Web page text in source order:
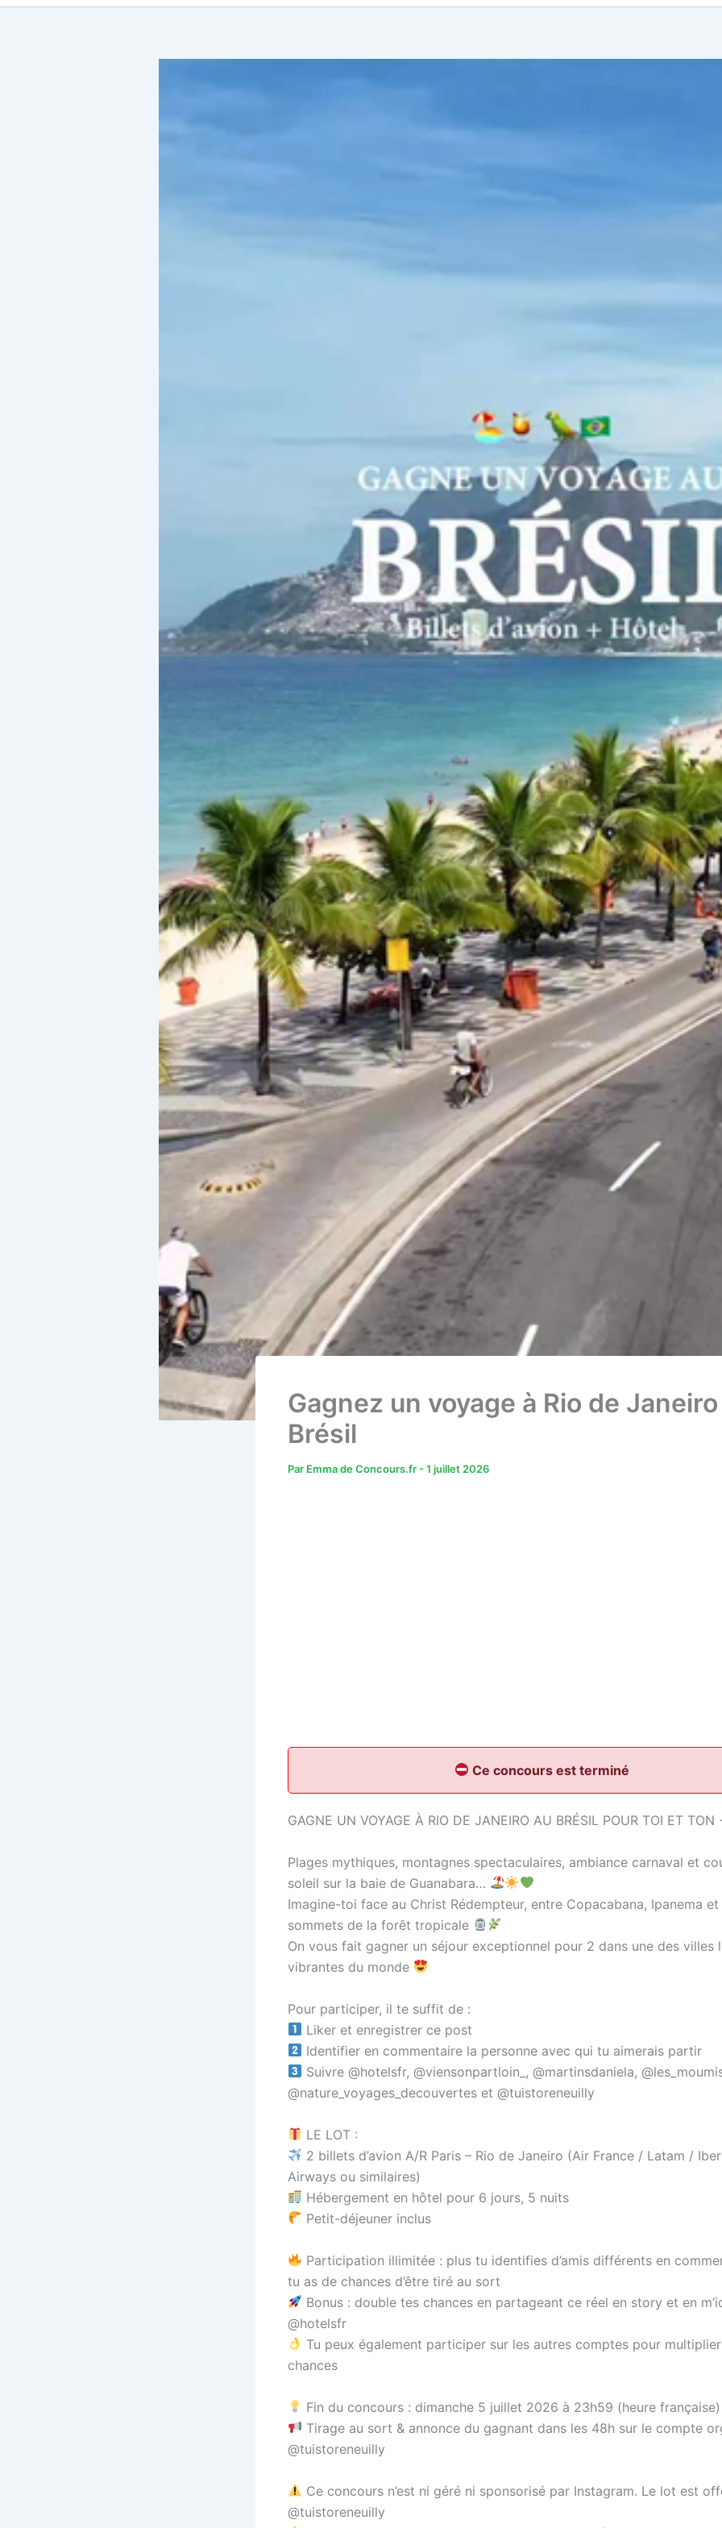
Gagnez un voyage à Rio de
Brésil
Par Emma de Concours.fr -1 juillet 2026
Ce concours est terminé
GAGNE UN VOYAGE À RIO DE JANEIRO AU BRÉSIL POUR TOI ET
Plages mythiques, montagnes spectaculaires, ambiance carnaval et
soleil sur la baie de Guanabara…
Imagine-toi face au Christ Rédempteur, entre Copacabana, Ipanema et
sommets de la forêt tropicale
On vous fait gagner un séjour exceptionnel pour 2 dans une des villes
vibrantes du monde
Pour participer, il te suffit de :
Liker et enregistrer ce post
Identifier en commentaire la personne avec qui tu aimerais partir
Suivre @hotelsfr, @viensonpartloin_, @martinsdaniela,
@nature_voyages_decouvertes et @tuistoreneuilly
LE LOT :
2 billets d’avion A/R Paris – Rio de Janeiro (Air France / Latam /
Airways ou similaires)
Hébergement en hôtel pour 6 jours, 5 nuits
Petit-déjeuner inclus
Participation illimitée : plus tu identifies d’amis différents en
tu as de chances d’être tiré au sort
Bonus : double tes chances en partageant ce réel en story et en
@hotelsfr
Tu peux également participer sur les autres comptes pour
chances
Fin du concours : dimanche 5 juillet 2026 à 23h59 (heure française)
Tirage au sort & annonce du gagnant dans les 48h sur le compte
@tuistoreneuilly
Ce concours n’est ni géré ni sponsorisé par Instagram. Le lot est
@tuistoreneuilly